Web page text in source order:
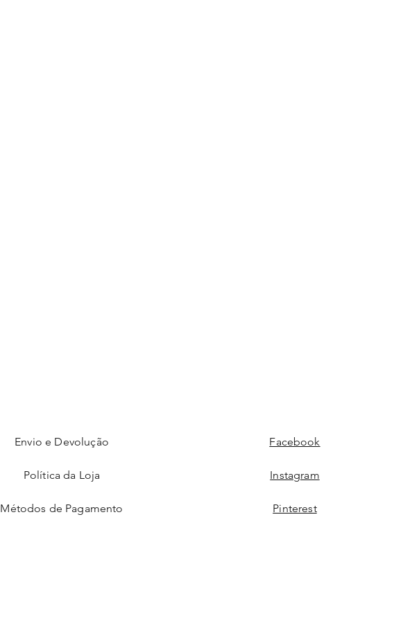
Envio e Devolução
Política da Loja
Métodos de Pagamento
Facebook
Instagram
Pinterest